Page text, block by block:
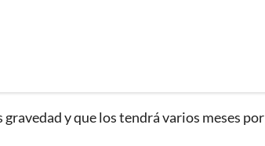
y que los tendrá varios meses